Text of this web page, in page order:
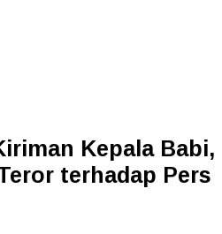
Kepala Babi,
terhadap Pers